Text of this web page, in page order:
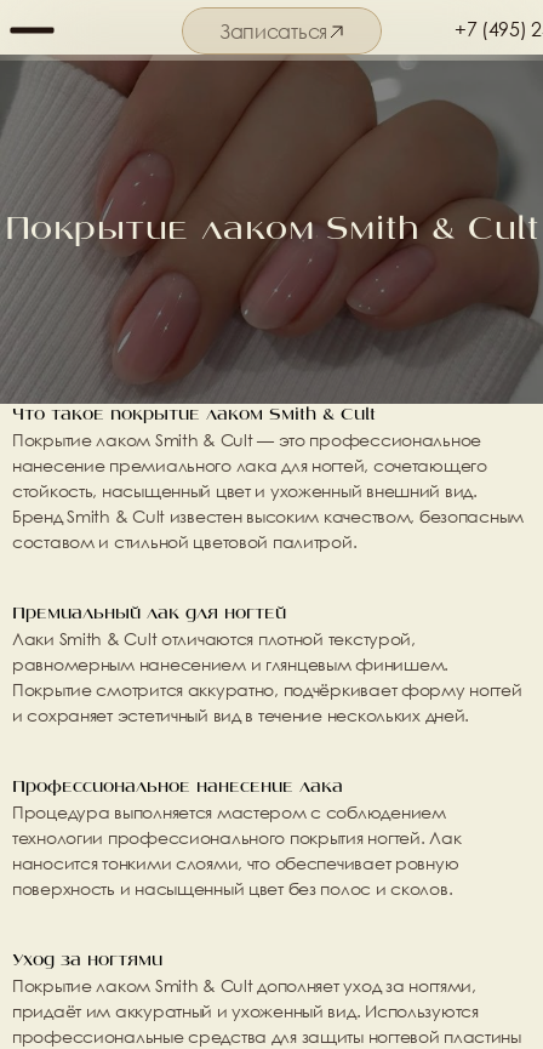
Записаться
Подробнее о салоне
+7 (495)
Покрытие лаком Smith & Cult
Что такое покрытие лаком Smith & Cult
Покрытие лаком Smith & Cult — это профессиональное
нанесение премиального лака для ногтей, сочетающего
стойкость, насыщенный цвет и ухоженный внешний вид.
Бренд Smith & Cult известен высоким качеством, безопасным
составом и стильной цветовой палитрой.
Премиальный лак для ногтей
Лаки Smith & Cult отличаются плотной текстурой,
равномерным нанесением и глянцевым финишем.
Покрытие смотрится аккуратно, подчёркивает форму ногтей
и сохраняет эстетичный вид в течение нескольких дней.
Профессиональное нанесение лака
Процедура выполняется мастером с соблюдением
технологии профессионального покрытия ногтей. Лак
наносится тонкими слоями, что обеспечивает ровную
поверхность и насыщенный цвет без полос и сколов.
Уход за ногтями
Покрытие лаком Smith & Cult дополняет уход за ногтями,
придаёт им аккуратный и ухоженный вид. Используются
профессиональные средства для защиты ногтевой пластины